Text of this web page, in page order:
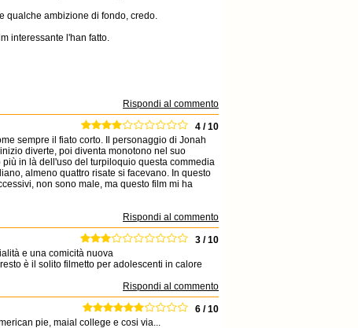
qualche ambizione di fondo, credo.
interessante l'han fatto.
Rispondi al commento
4 / 10
sempre il fiato corto. Il personaggio di Jonah
diverte, poi diventa monotono nel suo
in là dell'uso del turpiloquio questa commedia
almeno quattro risate si facevano. In questo
non sono male, ma questo film mi ha
Rispondi al commento
3 / 10
e una comicità nuova
è il solito filmetto per adolescenti in calore
Rispondi al commento
6 / 10
pie, maial college e cosi via...